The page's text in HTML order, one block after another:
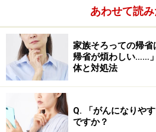
自分から男性に「安心
か？
「安心」は一方的に求めるもので
まず1つ目の、「自分から男性に
あわせて読
家族そろっての帰
帰省が煩わしい……
体と対処法
Q. 「がんになりや
ですか？